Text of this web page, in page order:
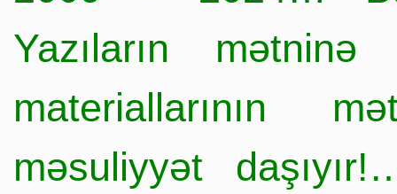
Yazıların
materiallarının
məsuliyyət